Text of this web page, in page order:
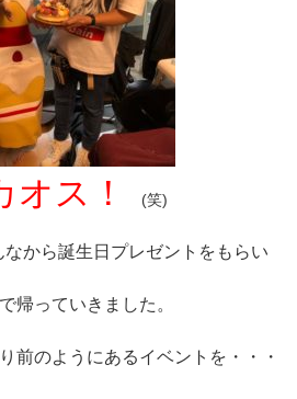
オス！ (笑)
から誕生日プレゼントをもらい
帰っていきました。
のようにあるイベントを・・・